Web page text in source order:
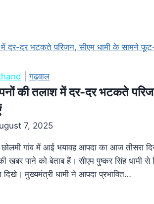
|गढ़वाल
की तलाश में दर-दर भटकते
7, 2025
गांव में आई भयावह आपदा का आज तीसरा
पाने को बेताब हैं। सीएम पुष्कर सिंह धामी से
मुख्यमंत्री धामी ने आपदा प्रभावित…